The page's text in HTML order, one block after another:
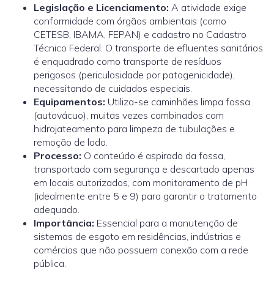
Legislação e Licenciamento: A atividade exige
conformidade com órgãos ambientais (como
CETESB, IBAMA, FEPAN) e cadastro no Cadastro
Técnico Federal. O transporte de efluentes sanitários
é enquadrado como transporte de resíduos
perigosos (periculosidade por patogenicidade),
necessitando de cuidados especiais.
Equipamentos: Utiliza-se caminhões limpa fossa
(autovácuo), muitas vezes combinados com
hidrojateamento para limpeza de tubulações e
remoção de lodo.
Processo: O conteúdo é aspirado da fossa,
transportado com segurança e descartado apenas
em locais autorizados, com monitoramento de pH
(idealmente entre 5 e 9) para garantir o tratamento
adequado.
Importância: Essencial para a manutenção de
sistemas de esgoto em residências, indústrias e
comércios que não possuem conexão com a rede
pública.